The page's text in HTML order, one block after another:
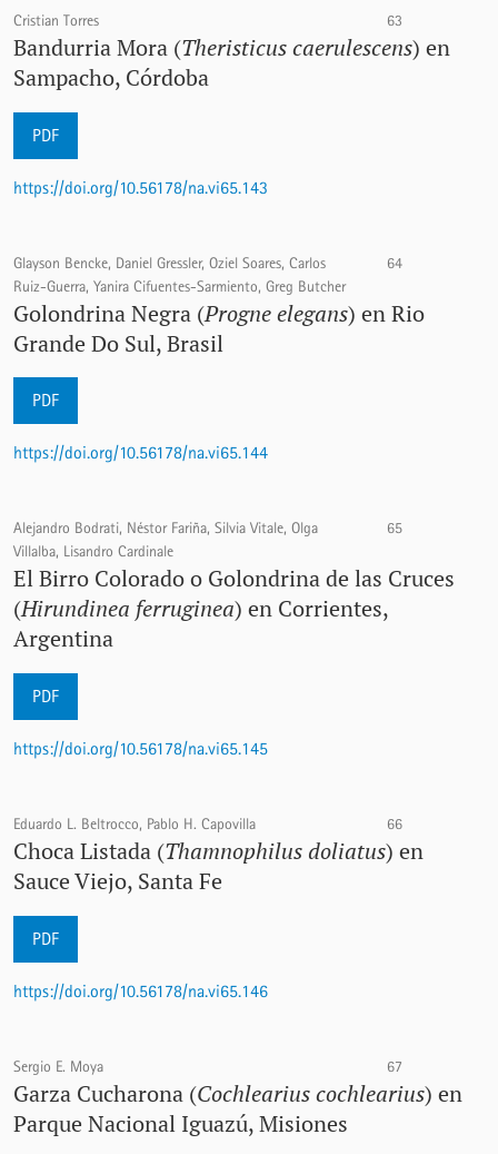
Cristian Torres 63
Bandurria Mora (Theristicus caerulescens) en
Sampacho, Córdoba
PDF
https://doi.org/10.56178/na.vi65.143
Glayson Bencke, Daniel Gressler, Oziel Soares, Carlos
Ruiz-Guerra, Yanira Cifuentes-Sarmiento, Greg Butcher
64
Golondrina Negra (Progne elegans) en Rio
Grande Do Sul, Brasil
PDF
https://doi.org/10.56178/na.vi65.144
Alejandro Bodrati, Néstor Fariña, Silvia Vitale, Olga
Villalba, Lisandro Cardinale
65
El Birro Colorado o Golondrina de las Cruces
(Hirundinea ferruginea) en Corrientes,
Argentina
PDF
https://doi.org/10.56178/na.vi65.145
Eduardo L. Beltrocco, Pablo H. Capovilla 66
Choca Listada (Thamnophilus doliatus) en
Sauce Viejo, Santa Fe
PDF
https://doi.org/10.56178/na.vi65.146
Sergio E. Moya 67
Garza Cucharona (Cochlearius cochlearius) en
Parque Nacional Iguazú, Misiones